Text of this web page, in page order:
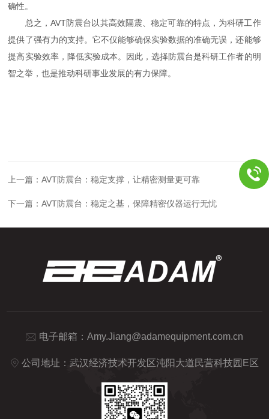
确性。
总之，AVT防震台以其高效隔震、稳定可靠的特点，为科研工作
提供了强有力的支持。它不仅能够确保实验数据的准确无误，还能够
提高实验效率，降低实验成本。因此，选择防震台是科研工作者的明
智之举，也是推动科研事业发展的有力保障。
上一篇：AVT防震台：稳定支撑，让精密测量更可靠
下一篇：AVT防震台：稳定之基，保障精密仪器运行无忧
电子邮箱： Amy.Jiang@adamequipment.com.cn
公司地址：武汉经济技术开发区沌阳大道民营科技园E区